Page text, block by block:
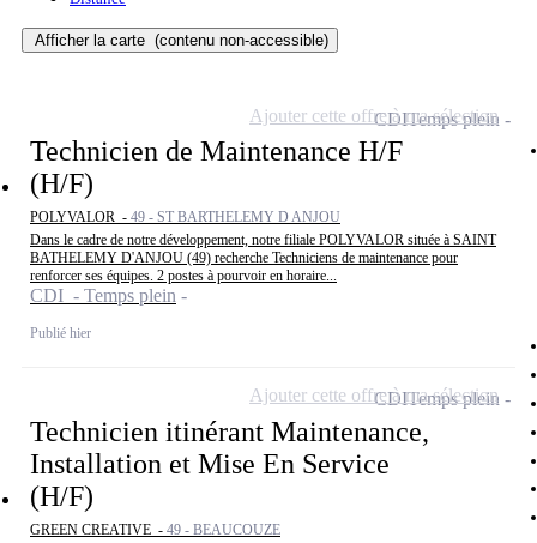
Afficher la carte (contenu non-accessible)
Technicien de Maintenance H/F
(H/F)
POLYVALOR - 49 - ST BARTHELEMY D ANJOU
Dans le cadre de notre développement, notre filiale POLYVALOR située à SAINT
BATHELEMY D'ANJOU (49) recherche Techniciens de maintenance pour
renforcer ses équipes. 2 postes à pourvoir en horaire...
CDI - Temps plein
Publié hier
CDITemps plein
Ajouter cette offre à ma sélection
Technicien itinérant Maintenance,
Installation et Mise En Service
(H/F)
GREEN CREATIVE - 49 - BEAUCOUZE
CDITemps plein
Ajouter cette offre à ma sélection